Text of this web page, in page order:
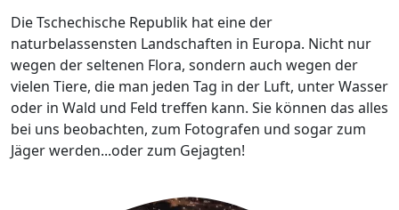
Die Tschechische Republik hat eine der
naturbelassensten Landschaften in Europa. Nicht nur
wegen der seltenen Flora, sondern auch wegen der
vielen Tiere, die man jeden Tag in der Luft, unter Wasser
oder in Wald und Feld treffen kann. Sie können das alles
bei uns beobachten, zum Fotografen und sogar zum
Jäger werden...oder zum Gejagten!